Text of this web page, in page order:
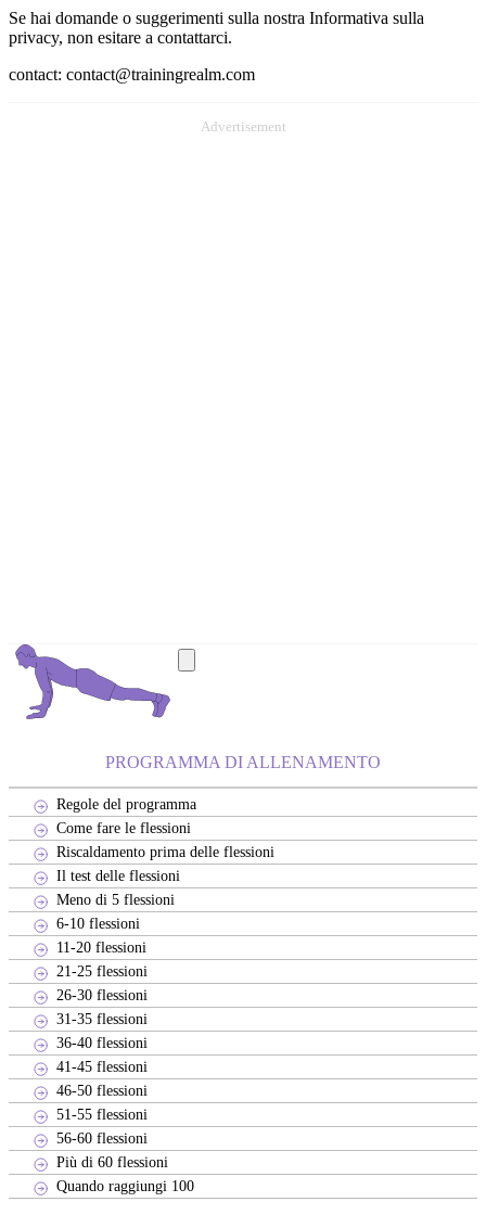
Se hai domande o suggerimenti sulla nostra Informativa sulla
privacy, non esitare a contattarci.
contact: contact@trainingrealm.com
Advertisement
PROGRAMMA DI ALLENAMENTO
Regole del programma
Come fare le flessioni
Riscaldamento prima delle flessioni
Il test delle flessioni
Meno di 5 flessioni
6-10 flessioni
11-20 flessioni
21-25 flessioni
26-30 flessioni
31-35 flessioni
36-40 flessioni
41-45 flessioni
46-50 flessioni
51-55 flessioni
56-60 flessioni
Più di 60 flessioni
Quando raggiungi 100